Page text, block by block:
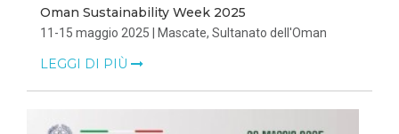
Oman Sustainability Week 2025
11-15 maggio 2025 | Mascate, Sultanato dell'Oman
LEGGI DI PIÙ